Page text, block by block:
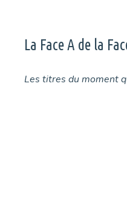
La Face A de la
Les titres du moment